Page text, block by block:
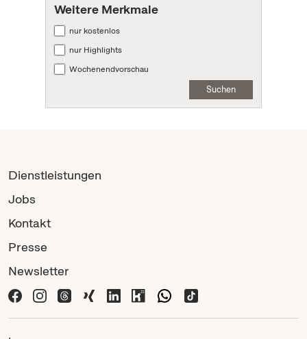
Weitere Merkmale
nur kostenlos
nur Highlights
Wochenendvorschau
Suchen
Dienstleistungen
Jobs
Kontakt
Presse
Newsletter